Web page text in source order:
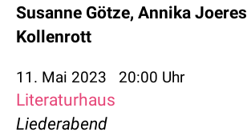
Susanne Götze, Annika Joeres
Kollenrott
11. Mai 2023 20:00 Uhr
Literaturhaus
Liederabend